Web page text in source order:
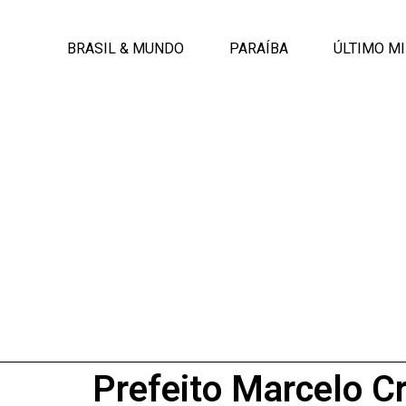
BRASIL & MUNDO PARAÍBA ÚLTIMO
Prefeito Marcelo